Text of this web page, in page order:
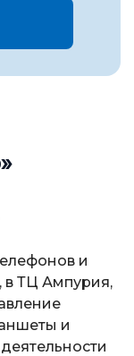
и
в ТЦ Ампурия,
и